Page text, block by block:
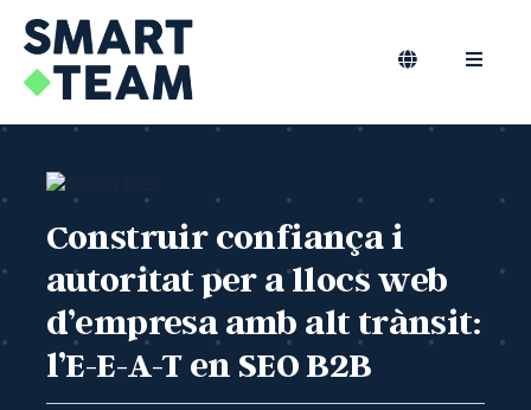
content
Toggle
CA
Toggle
Marqueting B2B
Màrqueting Outsourcing
Podcast
Bloc
Construir confiança i
autoritat per a llocs web
d’empresa amb alt trànsit:
l’E-E-A-T en SEO B2B